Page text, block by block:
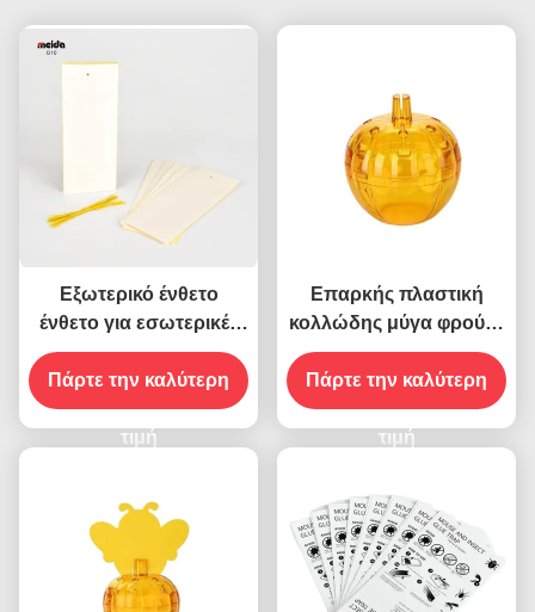
Εξωτερικό ένθετο
ένθετο για εσωτερικές
και εξωτερικές παγίδες
FLY για
αποτελεσματική και
ασφαλή καταπολέμηση
Πάρτε την καλύτερη
τιμή
Επαρκής πλαστική
κολλώδης μύγα φρούτα
έντομα τερμίτες παγίδα
480 ώρες Χρήση
Κανένα άρωμα
Πάρτε την καλύτερη
τιμή